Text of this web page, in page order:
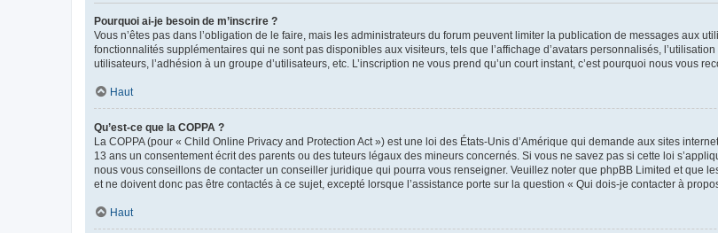
Pourquoi ai-je besoin de m’inscrire ?
Vous n’êtes pas dans l’obligation de le faire, mais les administrateurs du forum peuvent limiter la publication de messages aux
fonctionnalités supplémentaires qui ne sont pas disponibles aux visiteurs, tels que l’affichage d’avatars personnalisés,
utilisateurs, l’adhésion à un groupe d’utilisateurs, etc. L’inscription ne vous prend qu’un court instant, c’est pourquoi nous vous
Haut
Qu’est-ce que la COPPA ?
La COPPA (pour « Child Online Privacy and Protection Act ») est une loi des États-Unis d’Amérique qui demande aux sites
13 ans un consentement écrit des parents ou des tuteurs légaux des mineurs concernés. Si vous ne savez pas si cette loi
nous vous conseillons de contacter un conseiller juridique qui pourra vous renseigner. Veuillez noter que phpBB Limited et que
et ne doivent donc pas être contactés à ce sujet, excepté lorsque l’assistance porte sur la question « Qui dois-je contacter à
Haut